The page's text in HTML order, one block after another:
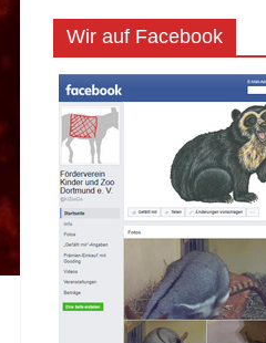
Wir auf Facebook